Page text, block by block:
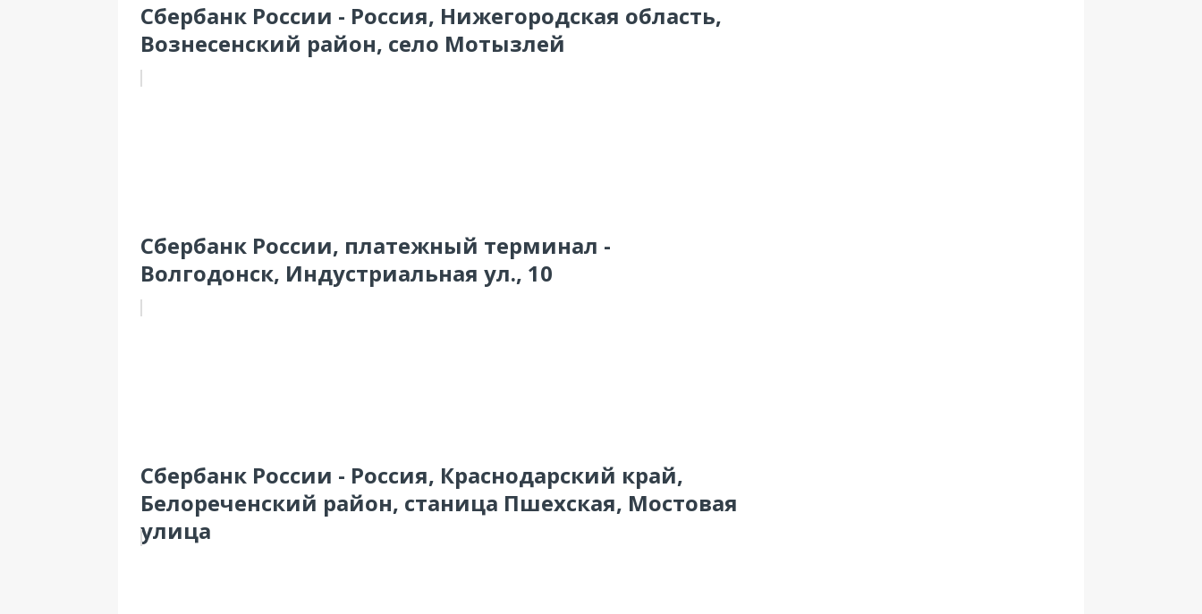
Сбербанк России - Россия, Нижегородская область,
Вознесенский район, село Мотызлей
Сбербанк России, платежный терминал -
Волгодонск, Индустриальная ул., 10
Сбербанк России - Россия, Краснодарский край,
Белореченский район, станица Пшехская, Мостовая
улица